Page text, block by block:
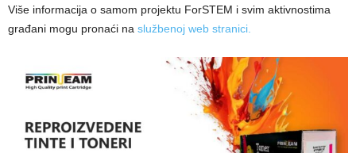
Više informacija o samom projektu ForSTEM i svim aktivnostima
građani mogu pronaći na službenoj web stranici.